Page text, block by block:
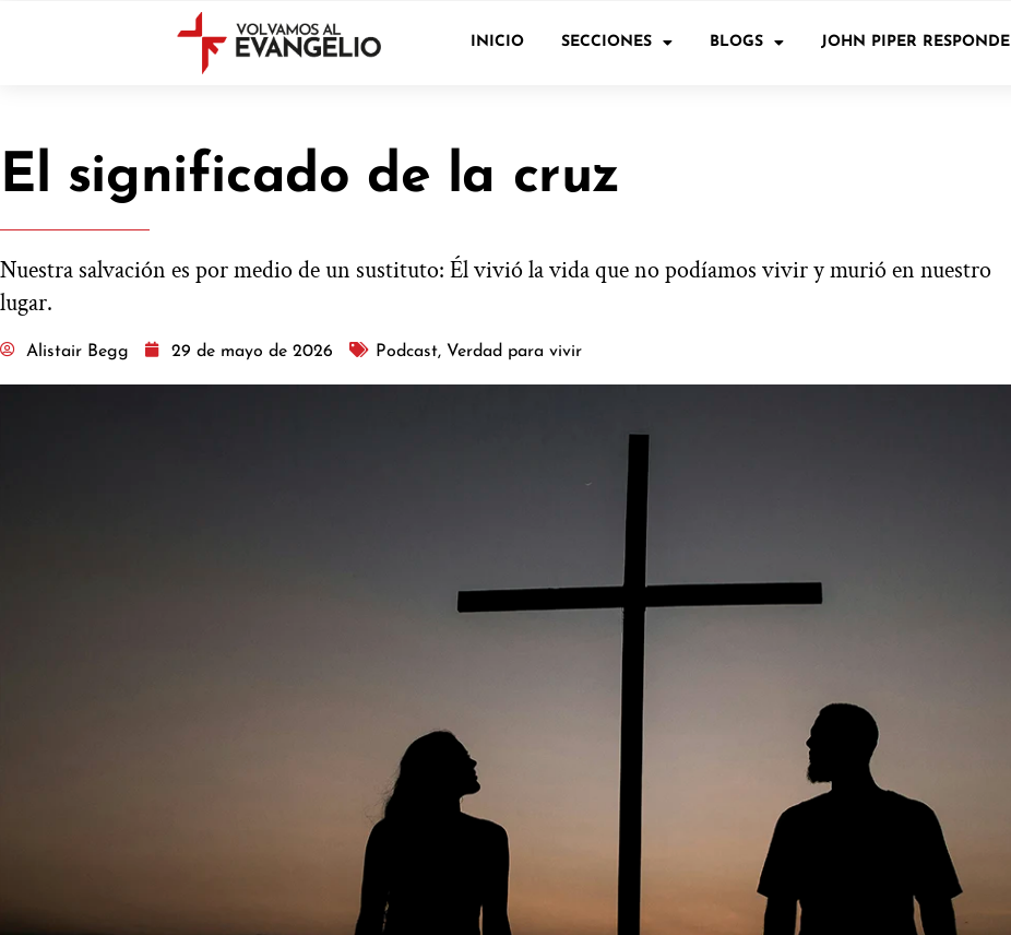
INICIO SECCIONES BLOGS JOHN PIPER RESPONDE
El significado de la cruz
Nuestra salvación es por medio de un sustituto: Él vivió la vida que no podíamos vivir y murió en nuestro
lugar.
Alistair Begg 29 de mayo de 2026 Podcast, Verdad para vivir